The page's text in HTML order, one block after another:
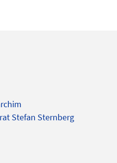
Stefan Sternberg